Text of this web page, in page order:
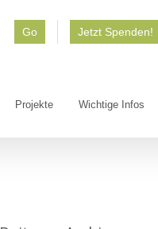
Go Jetzt Spenden!
Projekte Wichtige Infos